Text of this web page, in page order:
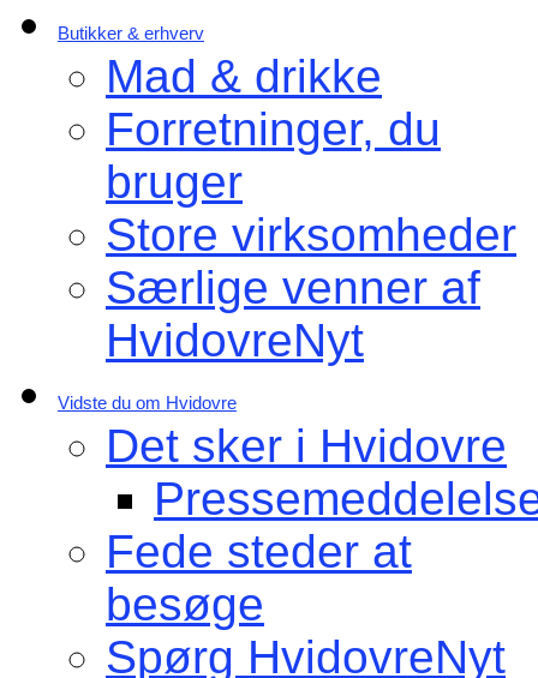
Butikker & erhverv
Mad & drikke
Forretninger, du
bruger
Store virksomheder
Særlige venner af
HvidovreNyt
Vidste du om Hvidovre
Det sker i Hvidovre
Fede steder at
besøge
Spørg HvidovreNyt